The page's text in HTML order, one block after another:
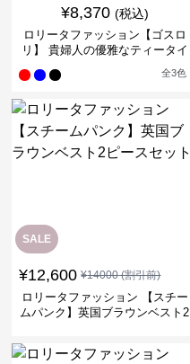
¥8,370 (税込)
ロリータファッション【ゴスロ
リ】 貴婦人の優雅なティータイ
全3色
SALE
¥12,600 ¥14000(割引前)
ロリータファッション 【スチー
ムパンク】英国ブラウンベスト2